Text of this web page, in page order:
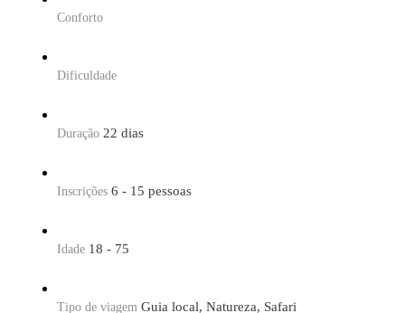
Conforto
Dificuldade
Duração 22 dias
Inscrições 6 - 15 pessoas
Idade 18 - 75
Tipo de viagem Guia local, Natureza, Safari